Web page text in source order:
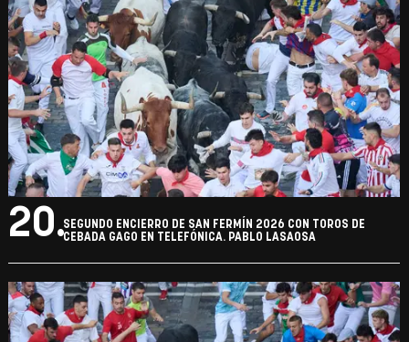
20.SEGUNDO ENCIERRO DE SAN FERMÍN 2026 CON TOROS DE
CEBADA GAGO EN TELEFÓNICA. PABLO LASAOSA